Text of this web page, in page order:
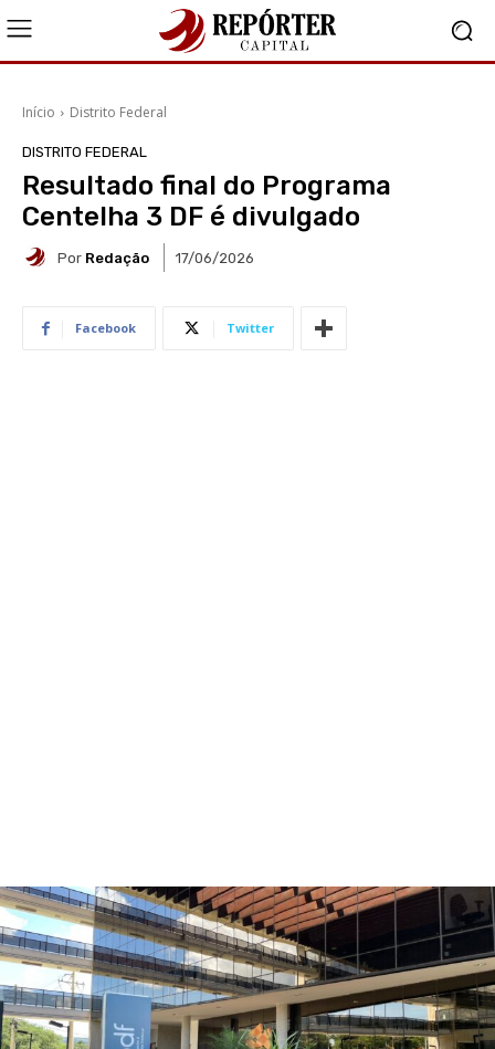
Início Distrito Federal
DISTRITO FEDERAL
Resultado final do Programa
Centelha 3 DF é divulgado
Por Redação 17/06/2026
Facebook Twitter